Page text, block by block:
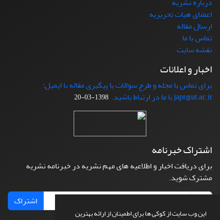
این وب سایت از کوکی ها برای اطمینان از ارائه بهترین
اعضای هیات تحریریه
ارسال مقاله
تماس با ما
نقشه سایت
اخبار و اعلانات
برای تماس با مجله و طرح سوالات یا پیگیری مقاله با ایمیل:
japr@ut.ac.ir با ما در ارتباط باشید.
1398-03-20
اشتراک خبرنامه
برای دریافت اخبار و اطلاعیه های مهم نشریه در خبرنامه نشریه
مشترک شوید.
اشتراک